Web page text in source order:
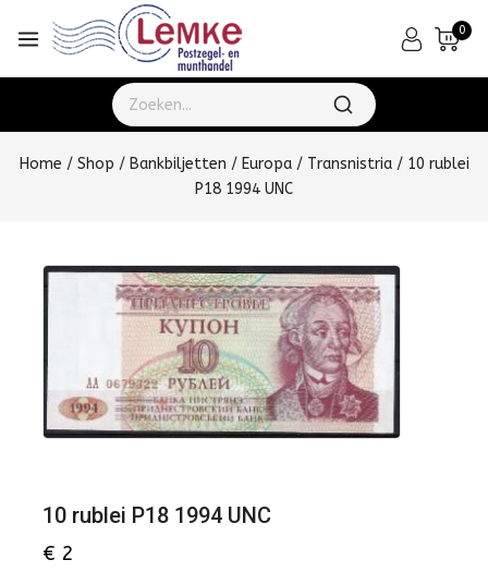
0
Home / Shop / Bankbiljetten / Europa / Transnistria / 10 rublei
P18 1994 UNC
10 rublei P18 1994 UNC
€ 2